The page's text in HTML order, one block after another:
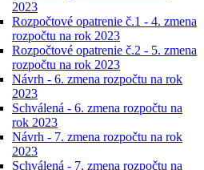
2023
Rozpočtové opatrenie č.1 - 4. zmena
rozpočtu na rok 2023
Rozpočtové opatrenie č.2 - 5. zmena
rozpočtu na rok 2023
Návrh - 6. zmena rozpočtu na rok
2023
Schválená - 6. zmena rozpočtu na
rok 2023
Návrh - 7. zmena rozpočtu na rok
2023
Schválená - 7. zmena rozpočtu na